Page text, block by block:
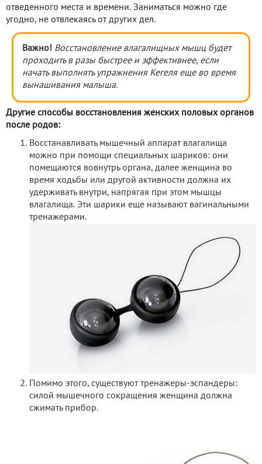
отведенного места и времени. Заниматься можно где
угодно, не отвлекаясь от других дел.
Важно! Восстановление влагалищных мышц будет
проходить в разы быстрее и эффективнее, если
начать выполнять упражнения Кегеля еще во время
вынашивания малыша.
Другие способы восстановления женских половых органов
после родов:
Восстанавливать мышечный аппарат влагалища
можно при помощи специальных шариков: они
помещаются вовнутрь органа, далее женщина во
время ходьбы или другой активности должна их
удерживать внутри, напрягая при этом мышцы
влагалища. Эти шарики еще называют вагинальными
тренажерами.
Помимо этого, существуют тренажеры-эспандеры:
силой мышечного сокращения женщина должна
сжимать прибор.